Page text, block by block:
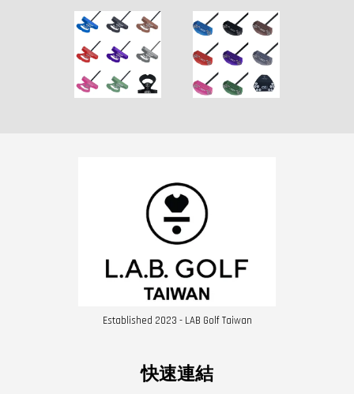
Established 2023 - LAB Golf Taiwan
快速連結